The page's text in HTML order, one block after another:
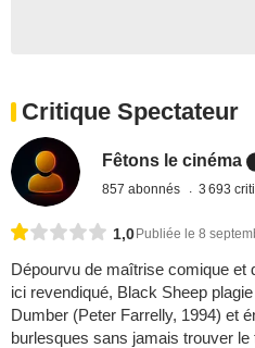
Critique Spectateur
Fêtons le cinéma
857 abonnés 3 693
1,0Publiée le 8
Dépourvu de maîtrise comique et
ici revendiqué, Black Sheep
Dumber (Peter Farrelly, 1994) et
burlesques sans jamais trouver